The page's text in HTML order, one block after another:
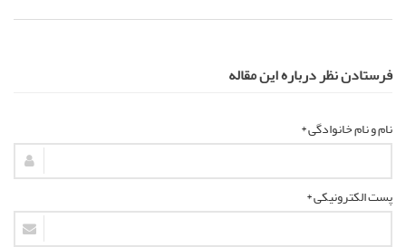
فرستادن نظر درباره این مقاله
نام و نام خانوادگی *
پست الکترونیکی *